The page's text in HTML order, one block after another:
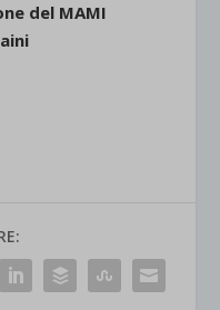
del MAMI